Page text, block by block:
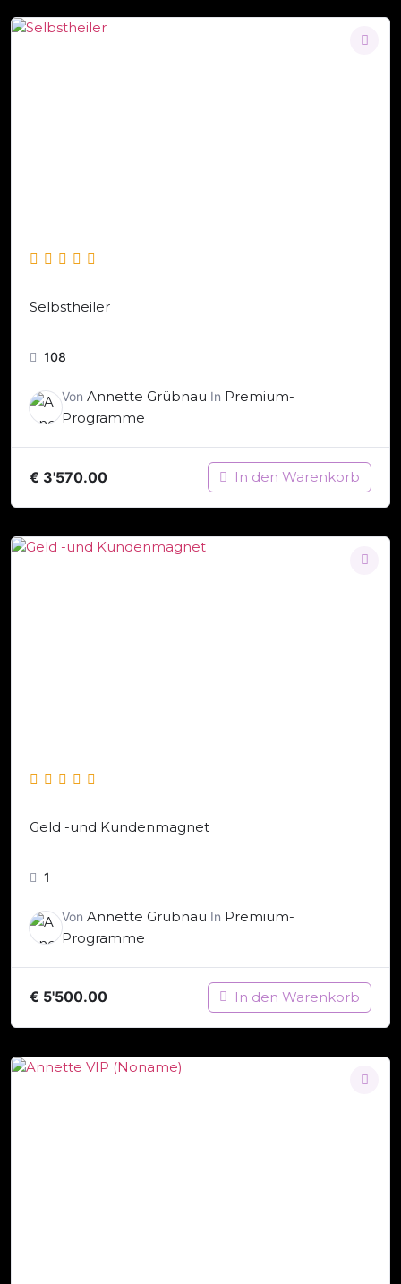
Selbstheiler
108
Von Annette Grübnau In Premium-
Programme
€ 3'570.00 In den Warenkorb
Geld -und Kundenmagnet
1
Von Annette Grübnau In Premium-
Programme
€ 5'500.00 In den Warenkorb